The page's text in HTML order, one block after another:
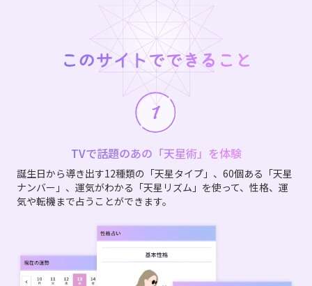
このサイトでできること
TVで話題のあの「天星術」を体験
誕生日から導き出す12種類の「天星タイプ」、60個ある「天星
ナンバー」、運気がわかる「天星リズム」を使って、性格、運
気や転機まで占うことができます。